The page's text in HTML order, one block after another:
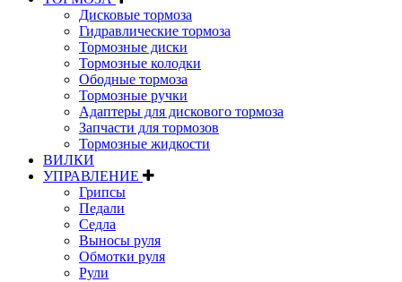
Дисковые тормоза
Гидравлические тормоза
Тормозные диски
Тормозные колодки
Ободные тормоза
Тормозные ручки
Адаптеры для дискового тормоза
Запчасти для тормозов
Тормозные жидкости
ВИЛКИ
УПРАВЛЕНИЕ
Грипсы
Педали
Седла
Выносы руля
Обмотки руля
Рули